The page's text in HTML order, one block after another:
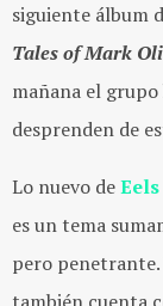
siguiente álbum
Tales of Mark
mañana el
desprenden de
Lo nuevo deEels
es un tema
pero